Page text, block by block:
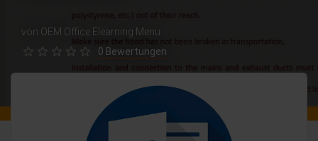
von OEM Office Elearning Menu
0 Bewertungen